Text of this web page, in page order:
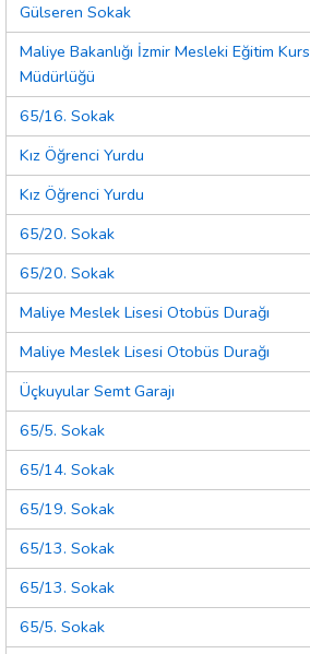
Gülseren Sokak
Maliye Bakanlığı İzmir Mesleki Eğitim Kurs
Müdürlüğü
65/16. Sokak
Kız Öğrenci Yurdu
Kız Öğrenci Yurdu
65/20. Sokak
65/20. Sokak
Maliye Meslek Lisesi Otobüs Durağı
Maliye Meslek Lisesi Otobüs Durağı
Üçkuyular Semt Garajı
65/5. Sokak
65/14. Sokak
65/19. Sokak
65/13. Sokak
65/13. Sokak
65/5. Sokak